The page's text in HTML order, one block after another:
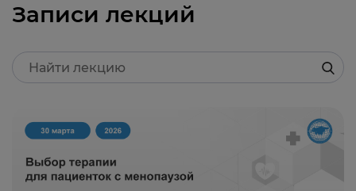
Записи лекций